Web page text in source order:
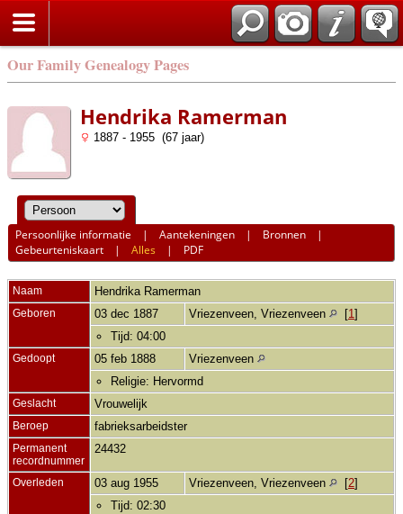
Our Family Genealogy Pages
Hendrika Ramerman
1887 - 1955 (67 jaar)
Persoonlijke informatie |Aantekeningen | Bronnen |
Gebeurteniskaart |Alles | PDF
Naam Hendrika Ramerman
Geboren 03 dec 1887 Vriezenveen, Vriezenveen [1 ]
Tijd: 04:00
Gedoopt 05 feb 1888
Vriezenveen
Religie: Hervormd
Geslacht Vrouwelijk
Beroep fabrieksarbeidster
Permanent
recordnummer
24432
Overleden 03 aug 1955 Vriezenveen, Vriezenveen [2]
Tijd: 02:30